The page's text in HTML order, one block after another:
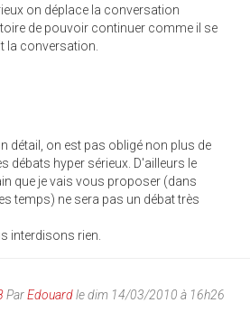
on déplace la conversation
de pouvoir continuer comme il se
la conversation.
détail, on est pas obligé non plus de
débats hyper sérieux. D'ailleurs le
que je vais vous proposer (dans
temps) ne sera pas un débat très
interdisons rien.
ParEdouardle dim 14/03/2010 à 16h26